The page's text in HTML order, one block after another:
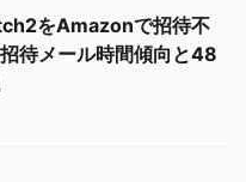
をAmazonで招待不
待メール時間傾向と48